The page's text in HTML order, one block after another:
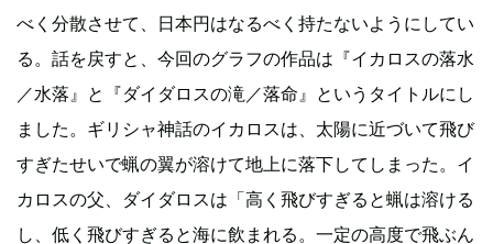
べく分散させて、日本円はなるべく持たないようにしてい
る。話を戻すと、今回のグラフの作品は『イカロスの落水
／水落』と『ダイダロスの滝／落命』というタイトルにし
ました。ギリシャ神話のイカロスは、太陽に近づいて飛び
すぎたせいで蝋の翼が溶けて地上に落下してしまった。イ
カロスの父、ダイダロスは「高く飛びすぎると蝋は溶ける
し、低く飛びすぎると海に飲まれる。一定の高度で飛ぶん